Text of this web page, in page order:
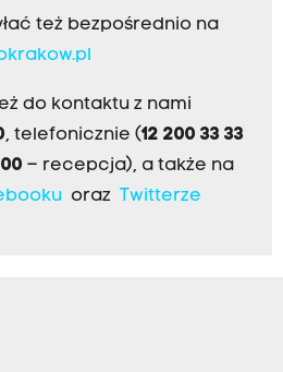
też bezpośrednio na
do kontaktu z nami
, telefonicznie (12 200 33 33
– recepcja), a także na
oraz Twitterze